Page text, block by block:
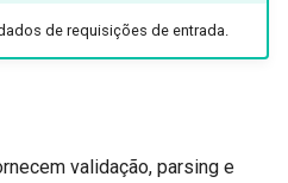
de requisições de entrada.
validação, parsing e